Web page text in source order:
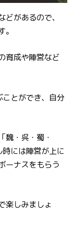
があるので、
育成や陣営など
とができ、自分
魏・呉・蜀・
には陣営が上に
ーナスをもらう
楽しみましょ